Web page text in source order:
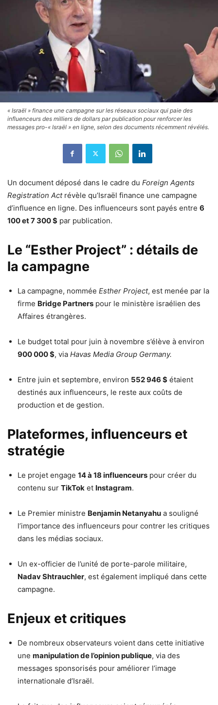
« Israël » finance une campagne sur les réseaux sociaux qui paie des
influenceurs des milliers de dollars par publication pour renforcer les
messages pro-« Israël » en ligne, selon des documents récemment révélés.
Un document déposé dans le cadre du Foreign Agents
Registration Actrévèle qu’Israël finance une campagne
d’influence en ligne. Des influenceurs sont payés entre 6
100 et 7 300 $ par publication.
Le “Esther Project” : détails de
la campagne
La campagne, nommée Esther Project, est menée par la
firme Bridge Partners pour le ministère israélien des
Affaires étrangères.
Le budget total pour juin à novembre s’élève à environ
900 000 $, via Havas Media Group Germany.
Entre juin et septembre, environ 552 946 $ étaient
destinés aux influenceurs, le reste aux coûts de
production et de gestion.
Plateformes, influenceurs et
stratégie
Le projet engage 14 à 18 influenceurs pour créer du
contenu sur TikTok et Instagram.
Le Premier ministre Benjamin Netanyahu a souligné
l’importance des influenceurs pour contrer les critiques
dans les médias sociaux.
Un ex-officier de l’unité de porte-parole militaire,
Nadav Shtrauchler, est également impliqué dans cette
campagne.
Enjeux et critiques
De nombreux observateurs voient dans cette initiative
une manipulation de l’opinion publique, via des
messages sponsorisés pour améliorer l’image
internationale d’Israël.